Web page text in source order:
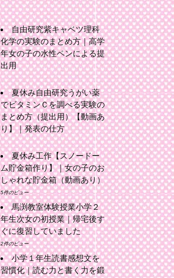
自由研究紫キャベツ理科
化学の実験のまとめ方｜高学
年女の子の水性ペンによる提
出用
夏休み自由研究うがい薬
でビタミンＣを調べる実験の
まとめ方（提出用）【動画あ
り】｜発表の仕方
夏休み工作【スノードー
ム貯金箱作り】｜女の子のお
しゃれな貯金箱（動画あり）
5件のビュー
馬渕教室体験授業小学２
年生次女の初授業｜帰宅後す
ぐに復習していました
2件のビュー
小学１年生読書感想文を
習慣化｜読む力と書く力を鍛